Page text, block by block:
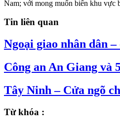
Nam; với mong muốn biến khu vực
Tin liên quan
Ngoại giao nhân dân
Công an An Giang và
Tây Ninh – Cửa ngõ
Từ khóa :